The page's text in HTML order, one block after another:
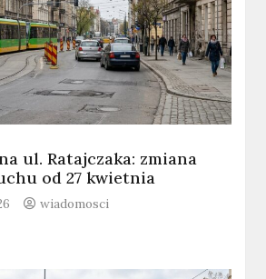
ul. Ratajczaka: zmiana
od 27 kwietnia
wiadomosci